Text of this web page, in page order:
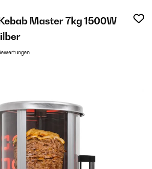
Master 7kg 1500W